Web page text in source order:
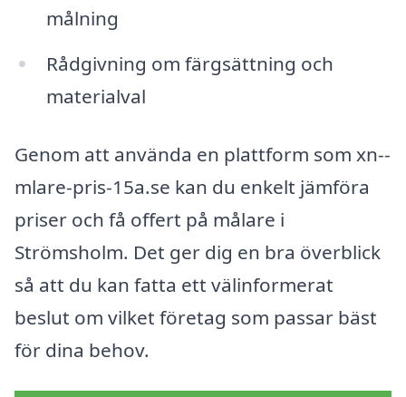
målning
Rådgivning om färgsättning och
materialval
Genom att använda en plattform som xn--
mlare-pris-15a.se kan du enkelt jämföra
priser och få offert på målare i
Strömsholm. Det ger dig en bra överblick
så att du kan fatta ett välinformerat
beslut om vilket företag som passar bäst
för dina behov.